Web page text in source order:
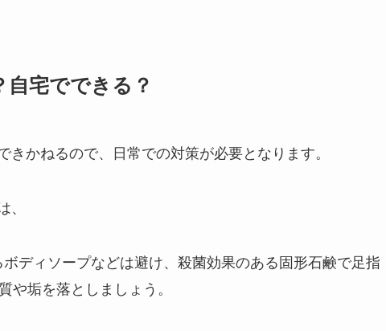
宅でできる？
かねるので、日常での対策が必要となります。
ボディソープなどは避け、殺菌効果のある固形石鹸で足指
垢を落としましょう。